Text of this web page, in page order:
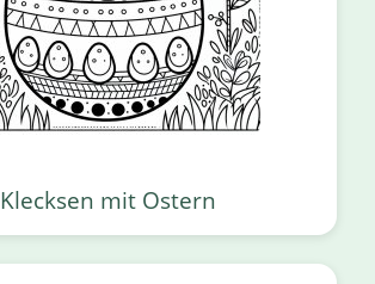
Klecksen mit Ostern